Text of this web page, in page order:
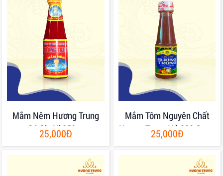
Mắm Nêm Hương Trung
Có Gia Vị 250gr
25,000Đ
Mắm Tôm Nguyên Chất
Hương Trung Hủ 200 Gram
25,000Đ